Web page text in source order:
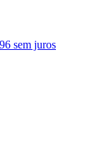
sem juros